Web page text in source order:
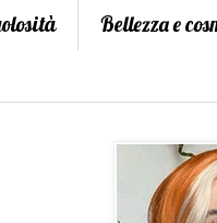
Bellezza e